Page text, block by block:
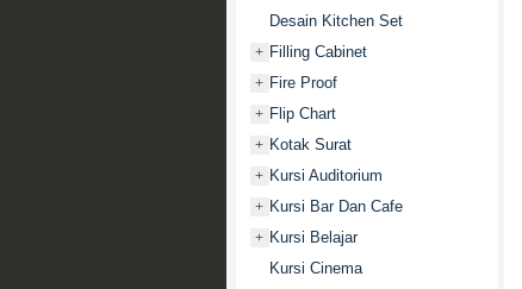
Desain Kitchen Set
+ Filling Cabinet
+ Fire Proof
+ Flip Chart
+ Kotak Surat
+ Kursi Auditorium
+ Kursi Bar Dan Cafe
+ Kursi Belajar
Kursi Cinema